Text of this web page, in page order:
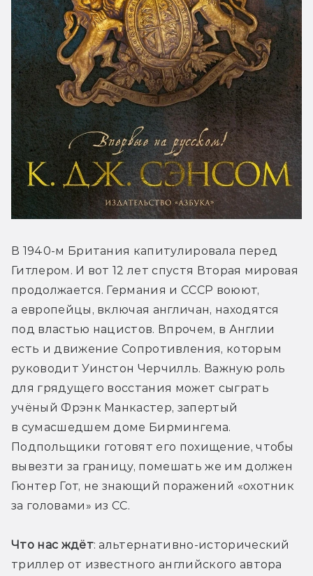
В 1940-м Британия капитулировала перед
Гитлером. И вот 12 лет спустя Вторая мировая
продолжается. Германия и СССР воюют,
а европейцы, включая англичан, находятся
под властью нацистов. Впрочем, в Англии
есть и движение Сопротивления, которым
руководит Уинстон Черчилль. Важную роль
для грядущего восстания может сыграть
учёный Фрэнк Манкастер, запертый
в сумасшедшем доме Бирмингема.
Подпольщики готовят его похищение, чтобы
вывезти за границу, помешать же им должен
Гюнтер Гот, не знающий поражений «охотник
за головами» из СС.
Что нас ждёт: альтернативно-исторический
триллер от известного английского автора